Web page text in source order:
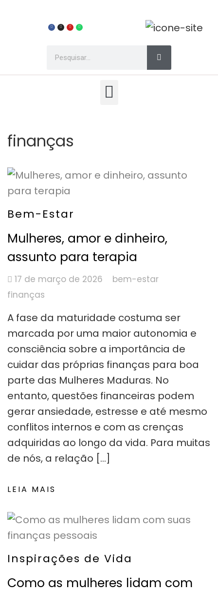
finanças
Bem-Estar
Mulheres, amor e dinheiro,
assunto para terapia
17 de março de 2026
bem-estar
finanças
A fase da maturidade costuma ser
marcada por uma maior autonomia e
consciência sobre a importância de
cuidar das próprias finanças para boa
parte das Mulheres Maduras. No
entanto, questões financeiras podem
gerar ansiedade, estresse e até mesmo
conflitos internos e com as crenças
adquiridas ao longo da vida. Para muitas
de nós, a relação […]
LEIA MAIS
Inspirações de Vida
Como as mulheres lidam com